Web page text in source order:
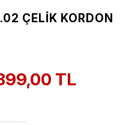
ÇELIK KORDON
TL